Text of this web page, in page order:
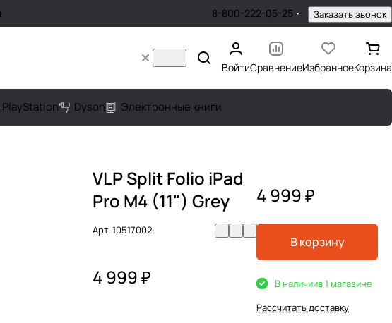
8-800-222-05-25 Заказать звонок
ВойтиСравнениеИзбранноеКорзина
PlayStation Dyson Электронные книги
VLP Split Folio iPad
Pro M4 (11") Grey
Арт.10517002
4 999 ₽
4 999 ₽
В корзину
В наличиив 1 магазине
Рассчитать доставку